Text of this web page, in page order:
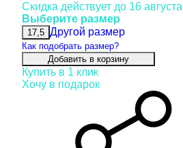
Скидка действует до 16
Выберите размер
17,5 Другой размер
Как подобрать размер?
Добавить в корзину
Купить в 1 клик
Хочу в подарок